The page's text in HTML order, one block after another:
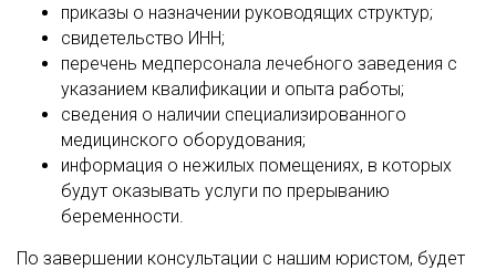
приказы о назначении руководящих структур;
свидетельство ИНН;
перечень медперсонала лечебного заведения с
указанием квалификации и опыта работы;
сведения о наличии специализированного
медицинского оборудования;
информация о нежилых помещениях, в которых
будут оказывать услуги по прерыванию
беременности.
По завершении консультации с нашим юристом, будет